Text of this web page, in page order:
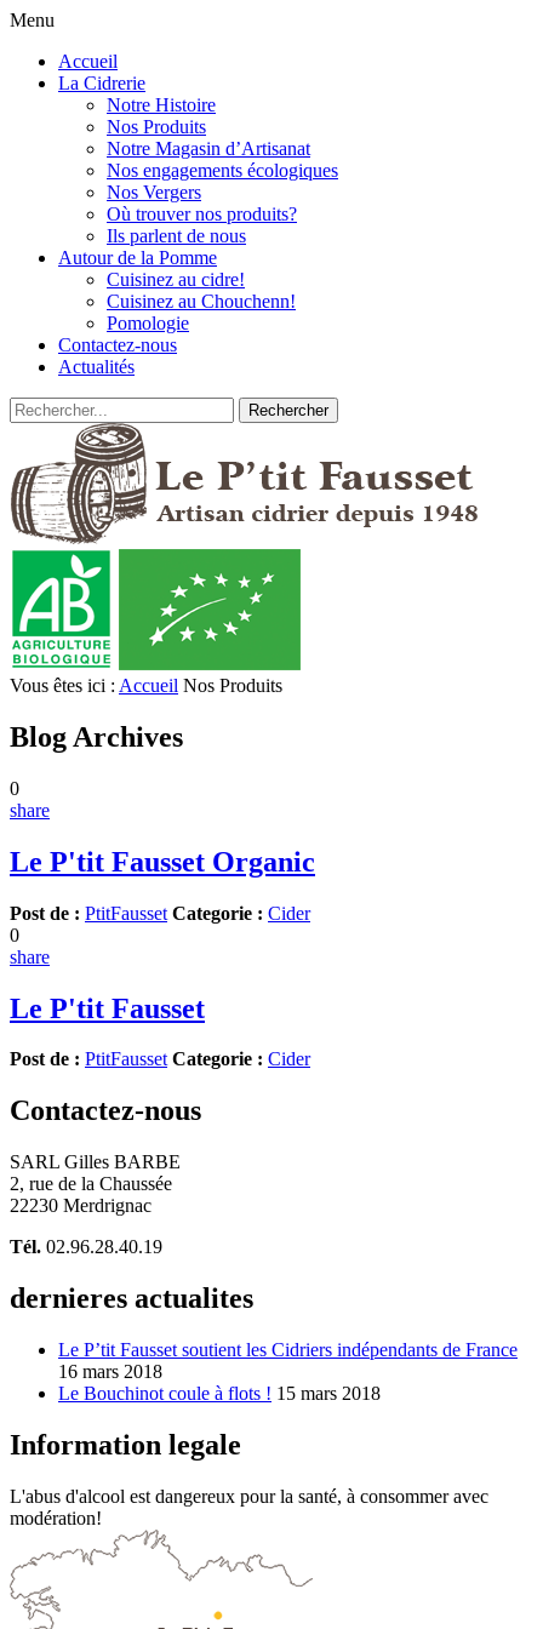
Menu
Accueil
La Cidrerie
Notre Histoire
Nos Produits
Notre Magasin d’Artisanat
Nos engagements écologiques
Nos Vergers
Où trouver nos produits?
Ils parlent de nous
Autour de la Pomme
Cuisinez au cidre!
Cuisinez au Chouchenn!
Pomologie
Contactez-nous
Actualités
Vous êtes ici : Accueil Nos Produits
Blog Archives
0
share
Le P'tit Fausset Organic
Post de : PtitFausset Categorie : Cider
0
share
Le P'tit Fausset
Post de : PtitFausset Categorie : Cider
Contactez-nous
SARL Gilles BARBE
2, rue de la Chaussée
22230 Merdrignac
Tél. 02.96.28.40.19
dernieres actualites
Le P’tit Fausset soutient les Cidriers indépendants de France
16 mars 2018
Le Bouchinot coule à flots ! 15 mars 2018
Information legale
L'abus d'alcool est dangereux pour la santé, à consommer avec
modération!